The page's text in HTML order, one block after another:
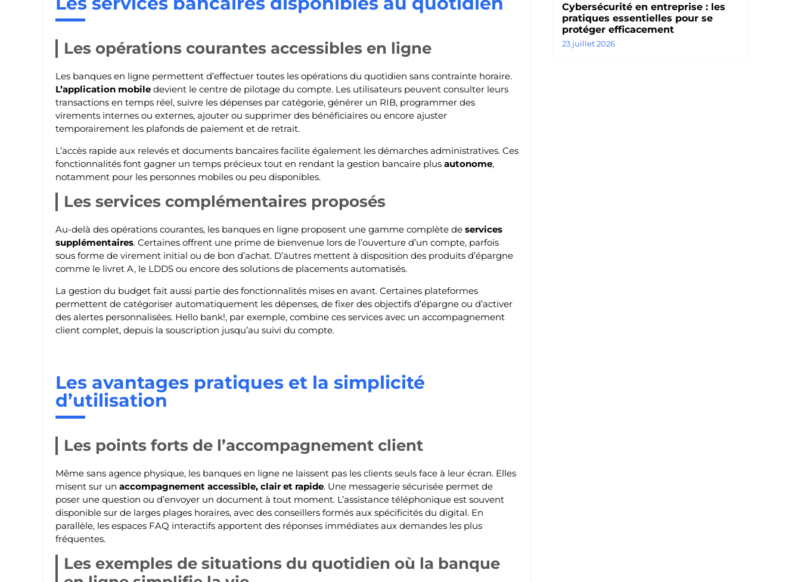
Les opérations courantes accessibles en ligne
Les banques en ligne permettent d’effectuer toutes les opérations du quotidien sans contrainte horaire.
L’application mobile devient le centre de pilotage du compte. Les utilisateurs peuvent consulter leurs
transactions en temps réel, suivre les dépenses par catégorie, générer un RIB, programmer des
virements internes ou externes, ajouter ou supprimer des bénéficiaires ou encore ajuster
temporairement les plafonds de paiement et de retrait.
L’accès rapide aux relevés et documents bancaires facilite également les démarches administratives. Ces
fonctionnalités font gagner un temps précieux tout en rendant la gestion bancaire plus autonome,
notamment pour les personnes mobiles ou peu disponibles.
Les services complémentaires proposés
Au-delà des opérations courantes, les banques en ligne proposent une gamme complète de services
supplémentaires. Certaines offrent une prime de bienvenue lors de l’ouverture d’un compte, parfois
sous forme de virement initial ou de bon d’achat. D’autres mettent à disposition des produits d’épargne
comme le livret A, le LDDS ou encore des solutions de placements automatisés.
La gestion du budget fait aussi partie des fonctionnalités mises en avant. Certaines plateformes
permettent de catégoriser automatiquement les dépenses, de fixer des objectifs d’épargne ou d’activer
des alertes personnalisées. Hello bank!, par exemple, combine ces services avec un accompagnement
client complet, depuis la souscription jusqu’au suivi du compte.
Les avantages pratiques et la simplicité
d’utilisation
Les points forts de l’accompagnement client
Même sans agence physique, les banques en ligne ne laissent pas les clients seuls face à leur écran. Elles
misent sur un accompagnement accessible, clair et rapide. Une messagerie sécurisée permet de
poser une question ou d’envoyer un document à tout moment. L’assistance téléphonique est souvent
disponible sur de larges plages horaires, avec des conseillers formés aux spécificités du digital. En
parallèle, les espaces FAQ interactifs apportent des réponses immédiates aux demandes les plus
fréquentes.
Les exemples de situations du quotidien où la banque
Cybersécurité en entreprise : les
pratiques essentielles pour se
protéger efficacement
23 juillet 2026